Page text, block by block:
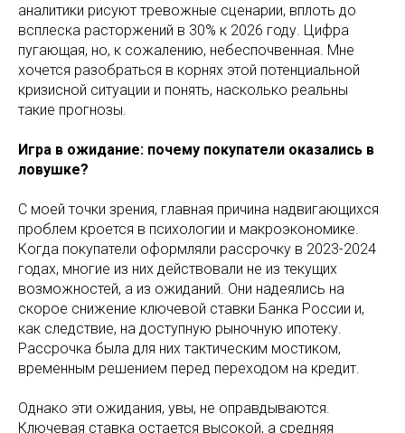
аналитики рисуют тревожные сценарии, вплоть до
всплеска расторжений в 30% к 2026 году. Цифра
пугающая, но, к сожалению, небеспочвенная. Мне
хочется разобраться в корнях этой потенциальной
кризисной ситуации и понять, насколько реальны
такие прогнозы.
Игра в ожидание: почему покупатели оказались в
ловушке?
С моей точки зрения, главная причина надвигающихся
проблем кроется в психологии и макроэкономике.
Когда покупатели оформляли рассрочку в 2023-2024
годах, многие из них действовали не из текущих
возможностей, а из ожиданий. Они надеялись на
скорое снижение ключевой ставки Банка России и,
как следствие, на доступную рыночную ипотеку.
Рассрочка была для них тактическим мостиком,
временным решением перед переходом на кредит.
Однако эти ожидания, увы, не оправдываются.
Ключевая ставка остается высокой, а средняя